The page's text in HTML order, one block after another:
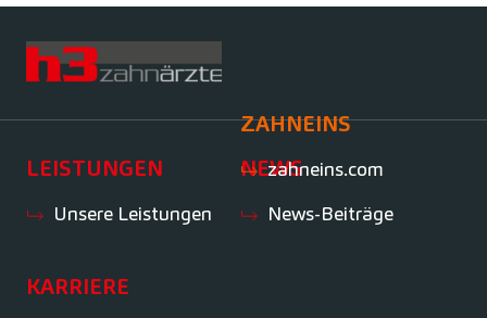
LEISTUNGEN
Unsere Leistungen
NEWS
News-Beiträge
KARRIERE
ZAHNEINS
zahneins.com